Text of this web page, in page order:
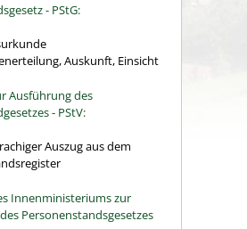
- PStG:
Auskunft, Einsicht
Ausführung des
- PStV:
Auszug aus dem
Innenministeriums zur
Personenstandsgesetzes